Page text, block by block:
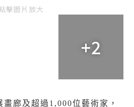
擊圖片放大
+2
廊及超過1,000位藝術家，